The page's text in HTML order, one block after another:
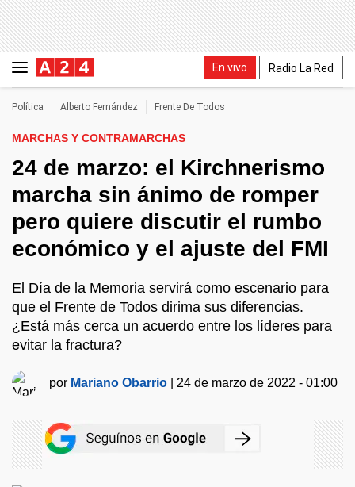
En vivo Radio La Red
Política Alberto Fernández Frente De Todos
MARCHAS Y CONTRAMARCHAS
24 de marzo: el Kirchnerismo
marcha sin ánimo de romper
pero quiere discutir el rumbo
económico y el ajuste del FMI
El Día de la Memoria servirá como escenario para
que el Frente de Todos dirima sus diferencias.
¿Está más cerca un acuerdo entre los líderes para
evitar la fractura?
por Mariano Obarrio 24 de marzo de 2022 - 01:00